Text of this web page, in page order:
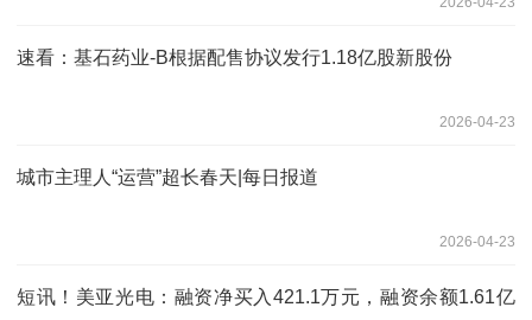
速看：基石药业-B根据配售协议发行1.18亿股新股份
2026-04-23
城市主理人“运营”超长春天|每日报道
2026-04-23
短讯！美亚光电：融资净买入421.1万元，融资余额1.61亿